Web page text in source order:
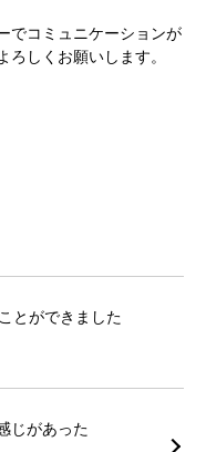
でコミュニケーションが
しくお願いします。
とができました
じがあった